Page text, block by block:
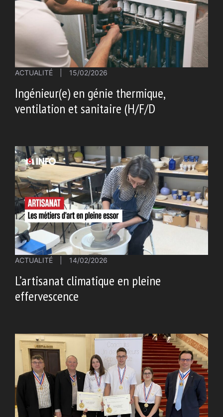
ACTUALITÉ 15/02/2026
Ingénieur(e) en génie thermique,
ventilation et sanitaire (H/F/D
ACTUALITÉ 14/02/2026
L’artisanat climatique en pleine
effervescence